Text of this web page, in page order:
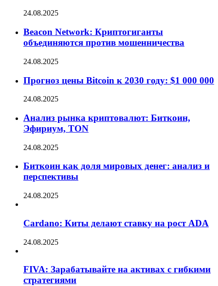
24.08.2025
Beacon Network: Криптогиганты
объединяются против мошенничества
24.08.2025
Прогноз цены Bitcoin к 2030 году: $1 000 000
24.08.2025
Анализ рынка криптовалют: Биткоин,
Эфириум, TON
24.08.2025
Биткоин как доля мировых денег: анализ и
перспективы
24.08.2025
Cardano: Киты делают ставку на рост ADA
24.08.2025
FIVA: Зарабатывайте на активах с гибкими
стратегиями